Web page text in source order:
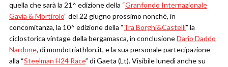
quella che sarà la 21^ edizione della “Granfondo Internazionale
Gavia & Mortirolo” del 22 giugno prossimo nonchè, in
concomitanza, la 10^ edizione della “Tra Borghi&Castelli” la
ciclostorica vintage della bergamasca, in conclusioneDario Daddo
Nardone, di mondotriathlon.it, e la sua personale partecipazione
alla “Steelman H24 Race” di Gaeta (Lt). Visibile lunedì anche su